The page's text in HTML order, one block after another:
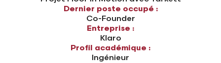
Dernier poste occupé :
Co-Founder
Entreprise :
Klaro
Profil académique :
Ingénieur